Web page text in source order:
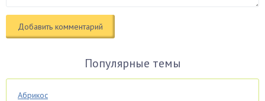
Популярные темы
Абрикос